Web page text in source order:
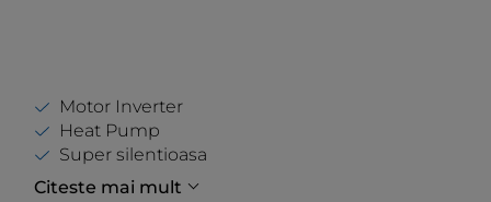
Motor Inverter
Heat Pump
Super silentioasa
Citeste mai mult